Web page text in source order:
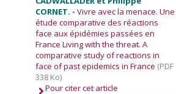
CORNET. -Vivre avec la menace. Une
étude comparative des réactions
face aux épidémies passées en
France Living with the threat. A
comparative study of reactions in
face of past epidemics in France (PDF
338 Ko)
Pour citer cet article